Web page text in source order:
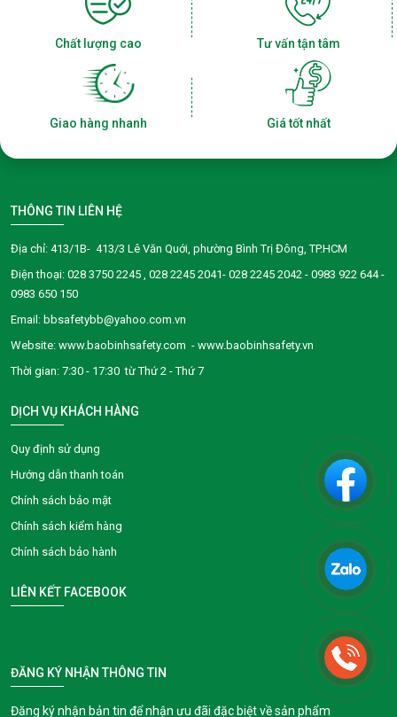
Chất lượng cao Tư vấn tận tâm
Giao hàng nhanh Giá tốt nhất
THÔNG TIN LIÊN HỆ
Địa chỉ: 413/1B- 413/3 Lê Văn Quới, phường Bình Trị Đông, TP.HCM
Điện thoại: 028 3750 2245 , 028 2245 2041- 028 2245 2042 - 0983 922 644 -
0983 650 150
Email: bbsafetybb@yahoo.com.vn
Website: www.baobinhsafety.com - www.baobinhsafety.vn
Thời gian: 7:30 - 17:30 từ Thứ 2 - Thứ 7
DỊCH VỤ KHÁCH HÀNG
Quy định sử dụng
Hướng dẫn thanh toán
Chính sách bảo mật
Chính sách kiểm hàng
Chính sách bảo hành
LIÊN KẾT FACEBOOK
ĐĂNG KÝ NHẬN THÔNG TIN
Đăng ký nhận bản tin để nhận ưu đãi đặc biệt về sản phẩm